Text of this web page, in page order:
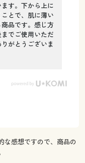
す。下から上に
とで、肌に薄い
品です。感じ方
でご使用いただ
がとうございま
な感想ですので、商品の